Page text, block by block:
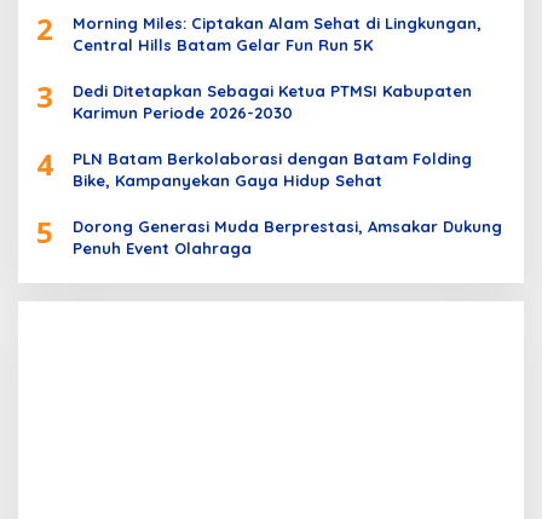
2
Morning Miles: Ciptakan Alam Sehat di Lingkungan,
Central Hills Batam Gelar Fun Run 5K
3
Dedi Ditetapkan Sebagai Ketua PTMSI Kabupaten
Karimun Periode 2026-2030
4
PLN Batam Berkolaborasi dengan Batam Folding
Bike, Kampanyekan Gaya Hidup Sehat
5
Dorong Generasi Muda Berprestasi, Amsakar Dukung
Penuh Event Olahraga